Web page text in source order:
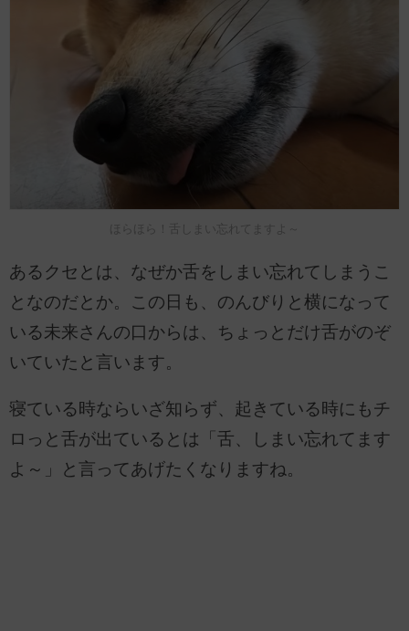
ほらほら！舌しまい忘れてますよ～
あるクセとは、なぜか舌をしまい忘れてしまうこ
となのだとか。この日も、のんびりと横になって
いる未来さんの口からは、ちょっとだけ舌がのぞ
いていたと言います。
寝ている時ならいざ知らず、起きている時にもチ
ロっと舌が出ているとは「舌、しまい忘れてます
よ～」と言ってあげたくなりますね。